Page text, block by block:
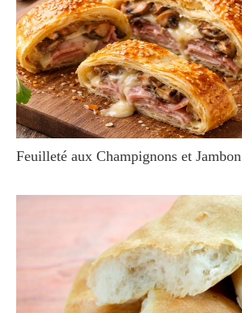
Feuilleté aux Champignons et Jambon